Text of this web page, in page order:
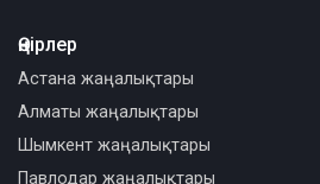
Өңірлер
Астана жаңалықтары
Алматы жаңалықтары
Шымкент жаңалықтары
Павлодар жаңалықтары